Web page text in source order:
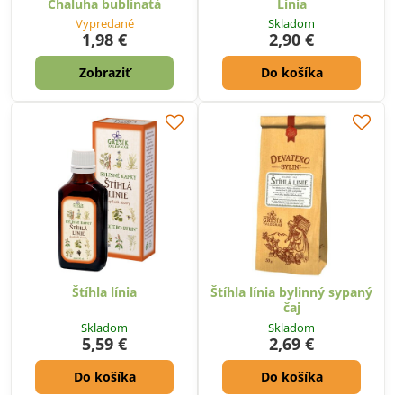
Chaluha bublinatá
Vypredané
1,98 €
Zobraziť
Línia
Skladom
2,90 €
Do košíka
Štíhla línia
Skladom
5,59 €
Do košíka
Štíhla línia bylinný sypaný
čaj
Skladom
2,69 €
Do košíka